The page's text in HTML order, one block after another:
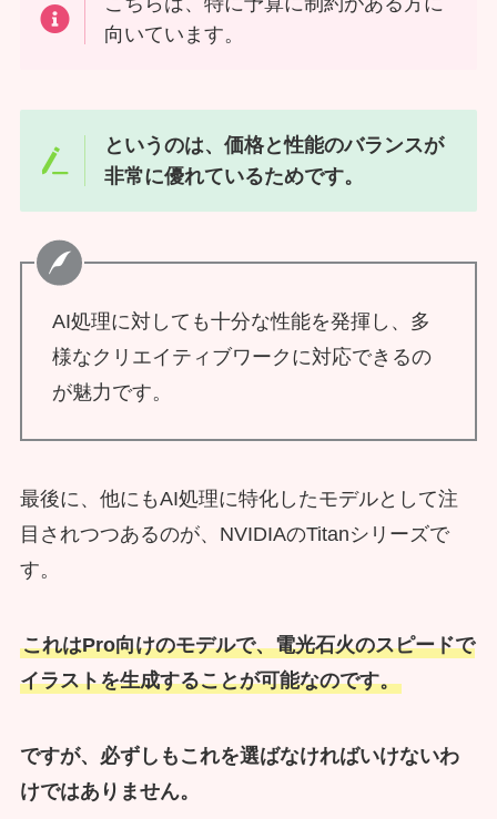
向いています。
というのは、価格と性能のバランスが
非常に優れているためです。
AI処理に対しても十分な性能を発揮し、多
様なクリエイティブワークに対応できるの
が魅力です。
最後に、他にもAI処理に特化したモデルとして注
目されつつあるのが、NVIDIAのTitanシリーズで
す。
これはPro向けのモデルで、電光石火のスピードで
イラストを生成することが可能なのです。
ですが、必ずしもこれを選ばなければいけないわ
けではありません。